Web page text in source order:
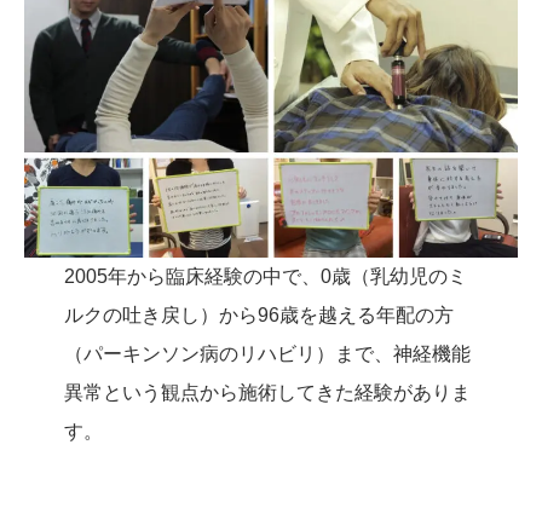
2005年から臨床経験の中で、0歳（乳幼児のミ
ルクの吐き戻し）から96歳を越える年配の方
（パーキンソン病のリハビリ）まで、神経機能
異常という観点から施術してきた経験がありま
す。